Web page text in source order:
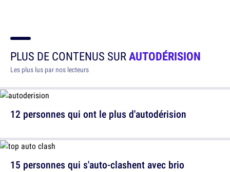
PLUS DE CONTENUS SURAUTODÉRISION
Les plus lus par nos lecteurs
12 personnes qui ont le plus d'autodérision
15 personnes qui s'auto-clashent avec brio